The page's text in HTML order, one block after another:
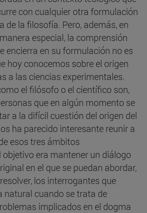
con cualquier otra formulación
de la filosofía. Pero, además, en
especial, la comprensión
encierra en su formulación no es
hoy conocemos sobre el origen
a las ciencias experimentales.
el filósofo o el científico son,
que en algún momento se
a la difícil cuestión del origen del
ha parecido interesante reunir a
esos tres ámbitos
era mantener un diálogo
en el que se puedan abordar,
los interrogantes que
natural cuando se trata de
implicados en el dogma